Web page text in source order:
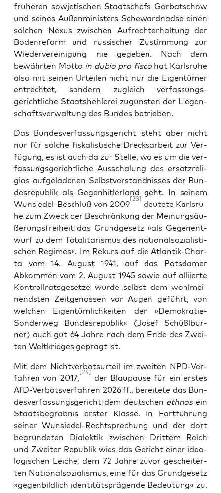
frü­he­ren sowje­ti­schen Staats­chefs Gor­bat­schow
und sei­nes Außen­mi­nis­ters Sche­ward­n­ad­se einen
sol­chen Nexus zwi­schen Auf­recht­erhal­tung der
Boden­re­form und rus­si­scher Zustim­mung zur
Wie­der­ver­ei­ni­gung nie gege­ben. Nach dem
bewähr­ten Mot­to in dubio pro fis­cohat Karls­ru­he
also mit sei­nen Urtei­len nicht nur die Eigen­tü­mer
ent­rech­tet, son­dern zugleich verfassungs­
gerichtliche Staats­heh­le­rei zuguns­ten der Lie­gen­
schafts­ver­wal­tung des Bun­des betrieben.
Das Bun­des­ver­fas­sungs­ge­richt steht aber nicht
nur für sol­che fis­ka­lis­ti­sche Drecks­ar­beit zur Ver­
fü­gung, es ist auch da zur Stel­le, wo es um die ver­
fas­sungs­ge­richt­li­che Aus­scha­lung des ersatz­re­li­
gi­ös auf­ge­la­de­nen Selbst­ver­ständ­nis­ses der Bun­
des­re­pu­blik als Gegen­hit­ler­land geht. In sei­nem
Wun­sie­del-Beschluß von 2009
[23]
deu­te­te Karls­ru­
he zum Zweck der Beschrän­kung der Mei­nungs­äu­
ße­rungs­frei­heit das Grund­ge­setz »als Gegen­ent­
wurf zu dem Tota­li­ta­ris­mus des natio­nal­so­zia­lis­ti­
schen Regimes«. Im Rekurs auf die Atlan­tik-Char­
ta vom 14. August 1941, auf das Pots­da­mer
Abkom­men vom 2. August 1945 sowie auf alli­ier­te
Kontrollrats­gesetze wur­de selbst dem wohl­mei­
nends­ten Zeit­ge­nos­sen vor Augen geführt, von
wel­chen Eigen­tüm­lich­kei­ten der »Demo­kra­tie-
Son­der­weg Bun­des­re­pu­blik« (Josef Schüßlb­ur­
ner) auch gut 64 Jah­re nach dem Ende des Zwei­
ten Welt­krie­ges geprägt ist.
Mit dem Nicht­ver­bots­ur­teil im zwei­ten NPD-Ver­
fah­ren von 2017,
[24]
der Blau­pau­se für ein ers­tes
AfD-Ver­bots­ver­fah­ren 2026 ff., berei­te­te das Bun­
des­ver­fas­sungs­ge­richt dem deut­schen eth­nosein
Staats­be­gräb­nis ers­ter Klas­se. In Fort­füh­rung
sei­ner Wun­sie­del-Recht­spre­chung und der dort
begrün­de­ten Dia­lek­tik zwi­schen Drit­tem Reich
und Zwei­ter Repu­blik wies das Gericht einer ideo­
lo­gi­schen Lei­che, dem 72 Jah­re zuvor geschei­ter­
ten Natio­nal­so­zia­lis­mus, eine für das Grund­ge­setz
»gegen­bild­lich iden­ti­täts­prä­gen­de Bedeu­tung« zu.